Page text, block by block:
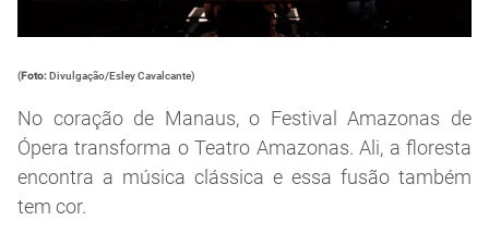
(Foto:Divulgação/Esley Cavalcante)
No coração de Manaus, o Festival Amazonas de
Ópera transforma o Teatro Amazonas. Ali, a floresta
encontra a música clássica e essa fusão também
tem cor.